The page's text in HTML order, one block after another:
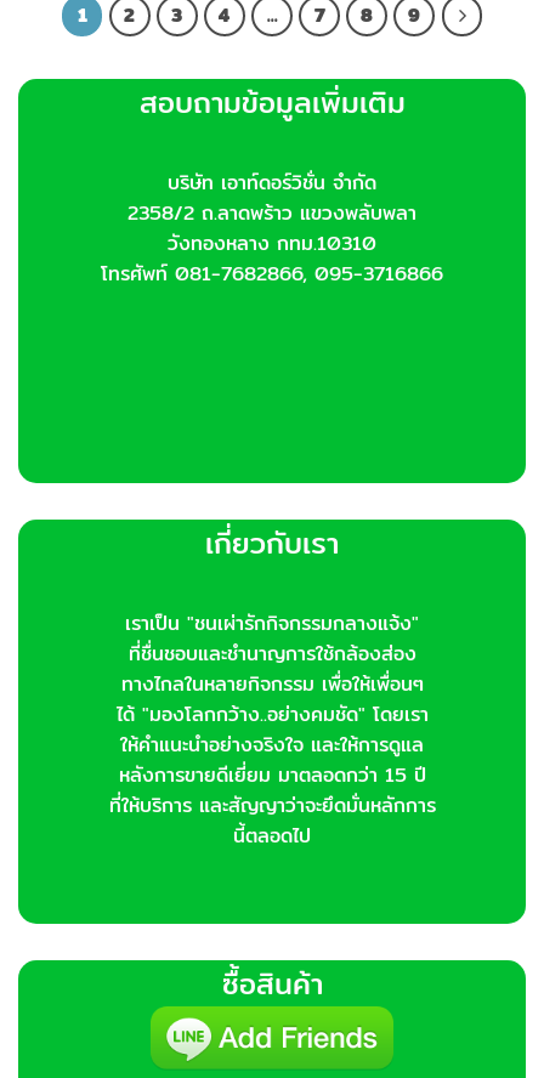
1 2 3 4 … 7 8 9
สอบถามข้อมูลเพิ่มเติม
บริษัท เอาท์ดอร์วิชั่น จำกัด
2358/2 ถ.ลาดพร้าว แขวงพลับพลา
วังทองหลาง กทม.10310
โทรศัพท์ 081-7682866, 095-3716866
เกี่ยวกับเรา
เราเป็น "ชนเผ่ารักกิจกรรมกลางแจ้ง"
ที่ชื่นชอบและชำนาญการใช้กล้องส่อง
ทางไกลในหลายกิจกรรม เพื่อให้เพื่อนๆ
ได้ "มองโลกกว้าง..อย่างคมชัด" โดยเรา
ให้คำแนะนำอย่างจริงใจ และให้การดูแล
หลังการขายดีเยี่ยม มาตลอดกว่า 15 ปี
ที่ให้บริการ และสัญญาว่าจะยึดมั่นหลักการ
นี้ตลอดไป
ซื้อสินค้า